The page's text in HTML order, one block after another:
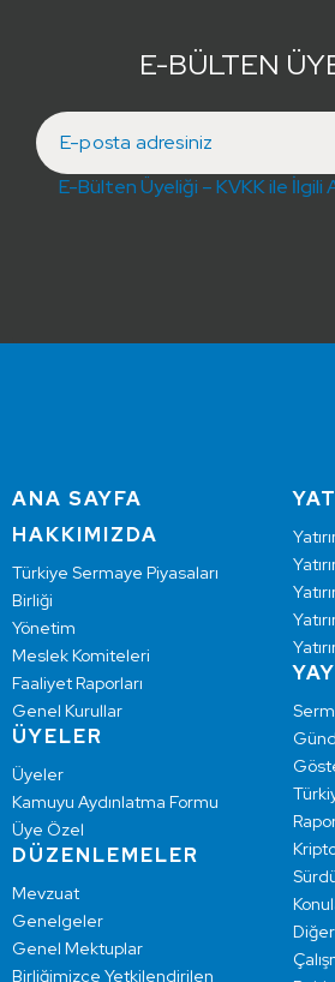
E-BÜLTEN
E-Bülten Üyeliği – KVKK ile İlgili
ANA SAYFA
HAKKIMIZDA
Türkiye Sermaye Piyasaları
Birliği
Yönetim
Meslek Komiteleri
Faaliyet Raporları
Genel Kurullar
ÜYELER
Üyeler
Kamuyu Aydınlatma Formu
Üye Özel
DÜZENLEMELER
Mevzuat
Genelgeler
Genel Mektuplar
Birliğimizce Yetkilendirilen
Diğer